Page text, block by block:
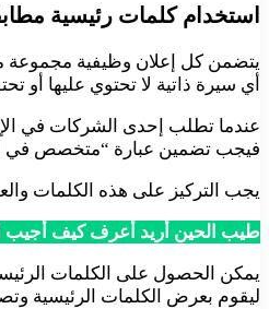
استخدام كلمات رئيسية
يتضمن كل إعلان وظيفية مجموعة
أي سيرة ذاتية لا تحتوي عليها أو
عندما تطلب إحدى الشركات في
فيجب تضمين عبارة “متخصص في
يجب التركيز على هذه الكلمات
طيب الحين أريد أعرف كيف أجيب
يمكن الحصول على الكلمات
ليقوم بعرض الكلمات الرئيسية